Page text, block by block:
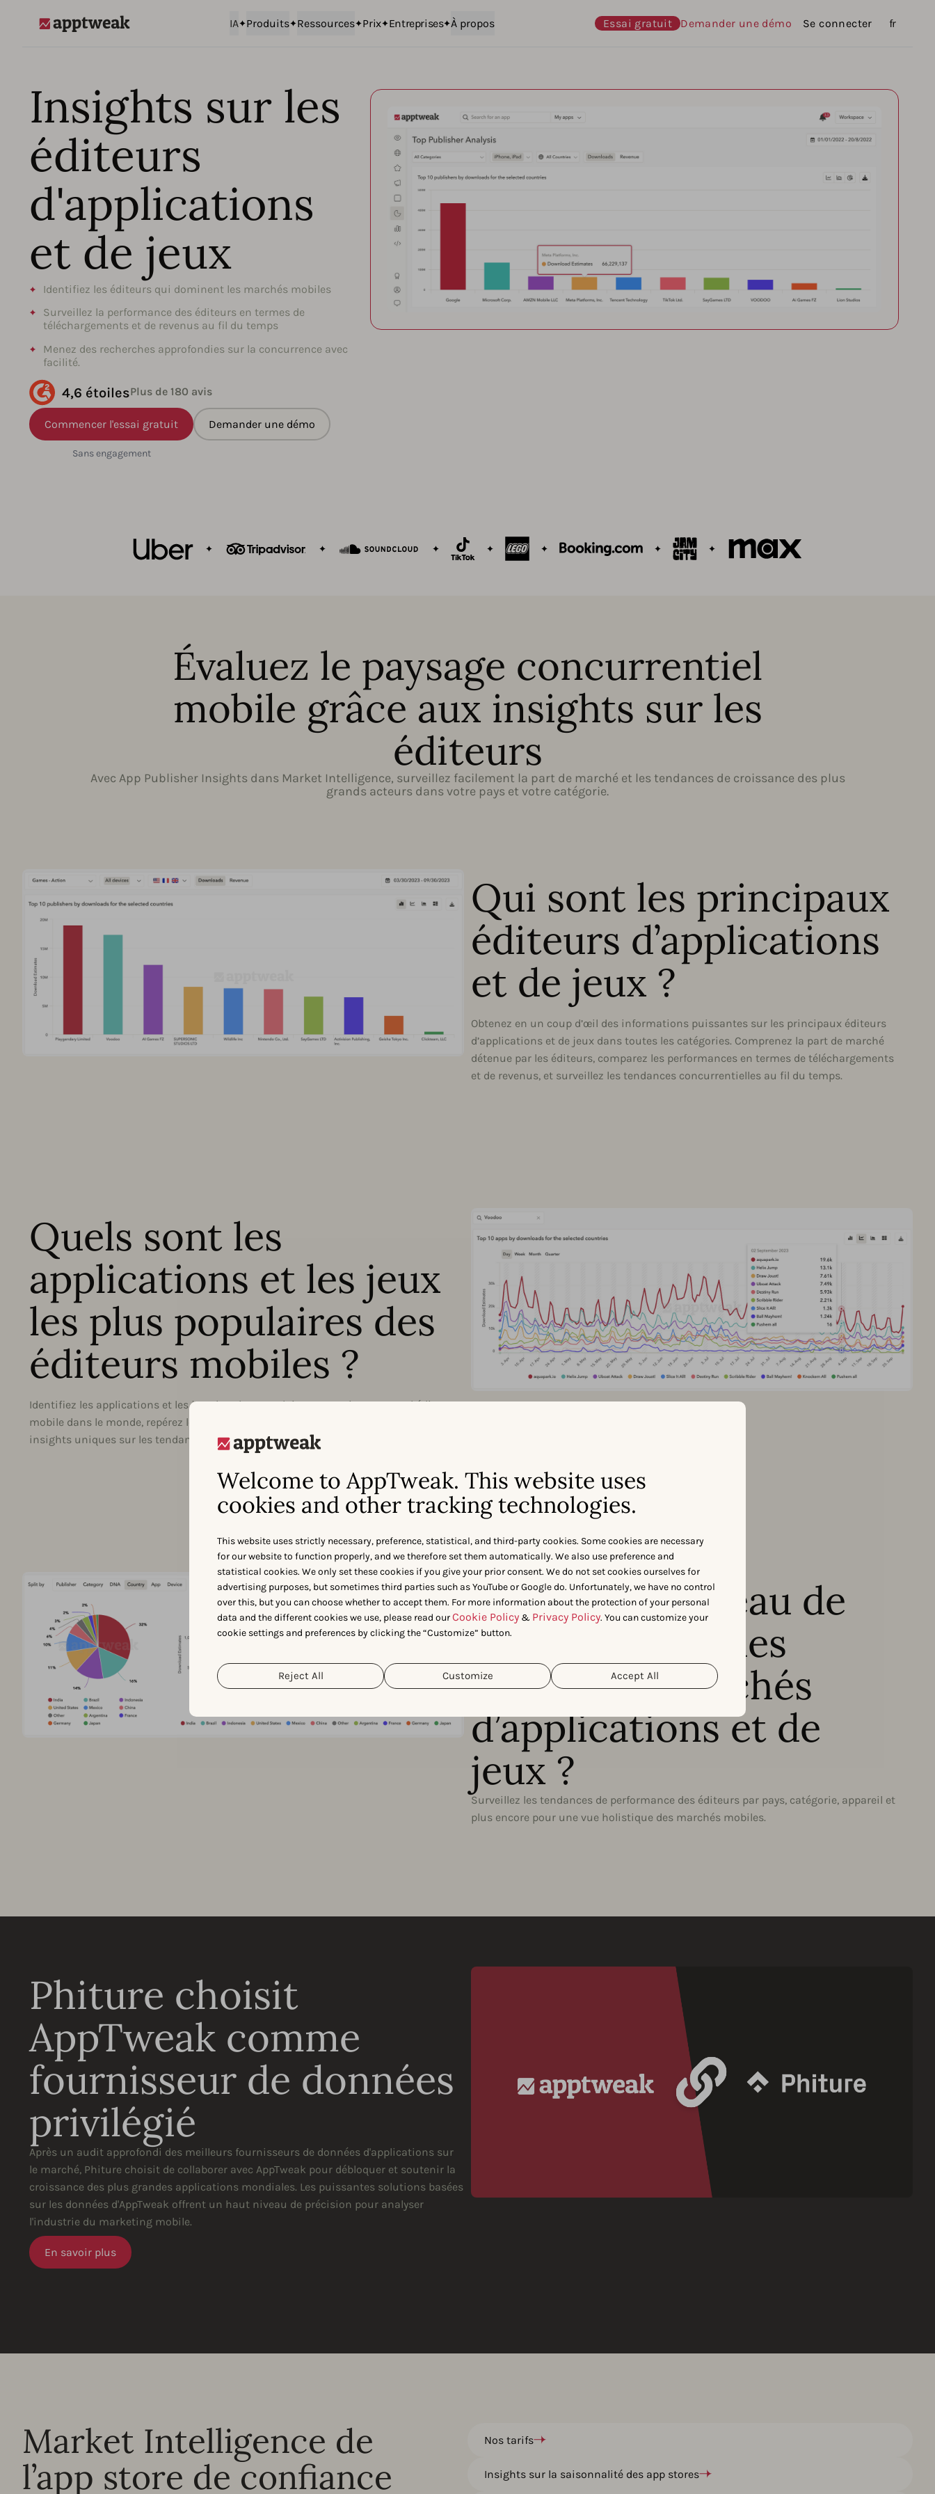
Welcome to AppTweak. This website uses
cookies and other tracking technologies.
This website uses strictly necessary, preference, statistical, and third-party cookies. Some cookies are necessary
for our website to function properly, and we therefore set them automatically. We also use preference and
statistical cookies. We only set these cookies if you give your prior consent. We do not set cookies ourselves for
advertising purposes, but sometimes third parties such as YouTube or Google do. Unfortunately, we have no control
over this, but you can choose whether to accept them. For more information about the protection of your personal
data and the different cookies we use, please read ourCookie Policy & Privacy Policy. You can customize your
cookie settings and preferences by clicking the “Customize” button.
Reject All Customize Accept All
IA Produits Ressources Prix Entreprises À propos Essai gratuit Demander une démo Se connecter Langues
fr
Insights sur les
éditeurs
d'applications
et de jeux
Identifiez les éditeurs qui dominent les marchés mobiles
Surveillez la performance des éditeurs en termes de
téléchargements et de revenus au fil du temps
Menez des recherches approfondies sur la concurrence avec
facilité.
4,6 étoilesPlus de 180 avis
Commencer l'essai gratuit
Sans engagement
Demander une démo
Évaluez le paysage concurrentiel
mobile grâce aux insights sur les
éditeurs
Avec App Publisher Insights dans Market Intelligence, surveillez facilement la part de marché et les tendances de croissance des plus
grands acteurs dans votre pays et votre catégorie.
Qui sont les principaux
éditeurs d’applications
et de jeux ?
Obtenez en un coup d’œil des informations puissantes sur les principaux éditeurs
d’applications et de jeux dans toutes les catégories. Comprenez la part de marché
détenue par les éditeurs, comparez les performances en termes de téléchargements
et de revenus, et surveillez les tendances concurrentielles au fil du temps.
Quels sont les
applications et les jeux
les plus populaires des
éditeurs mobiles ?
Identifiez les applications et les jeux les plus populaires pour n’importe quel éditeur
mobile dans le monde, repérez les changements de performance et obtenez des
insights uniques sur les tendances du marché sur l’App Store et Google Play.
Quel est le niveau de
compétitivité des
différents marchés
d’applications et de
jeux ?
Surveillez les tendances de performance des éditeurs par pays, catégorie, appareil et
plus encore pour une vue holistique des marchés mobiles.
Phiture choisit
AppTweak comme
fournisseur de données
privilégié
Après un audit approfondi des meilleurs fournisseurs de données d'applications sur
le marché, Phiture choisit de collaborer avec AppTweak pour débloquer et soutenir la
croissance des plus grandes applications mondiales. Les puissantes solutions basées
sur les données d'AppTweak offrent un haut niveau de précision pour analyser
l'industrie du marketing mobile.
En savoir plus
Market Intelligence de
l’app store de confiance
Nos tarifs
Insights sur la saisonnalité des app stores